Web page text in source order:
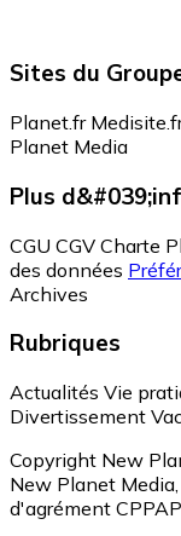
Sites du
Planet.fr
Planet Media
Plus
CGU CGV Charte
des données
Archives
Rubriques
Actualités Vie
Divertissement
Copyright New
New Planet
d'agrément